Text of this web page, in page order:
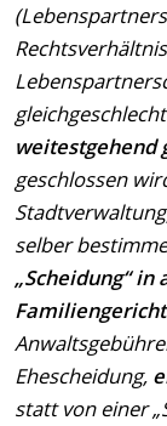
weitestgehend
geschlossen
selber
„Scheidung“
Familiengericht
Ehescheidung,
statt von einer